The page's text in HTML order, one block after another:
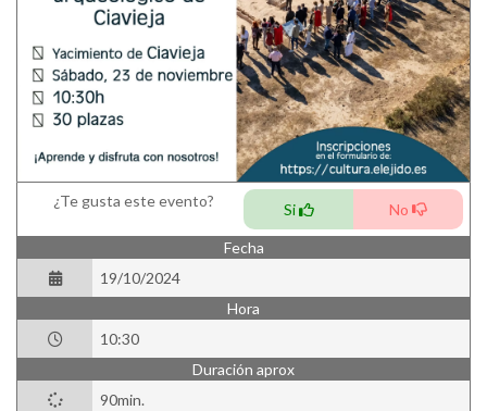
¿Te gusta este evento? Si No
Fecha
19/10/2024
Hora
10:30
Duración aprox
90min.